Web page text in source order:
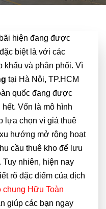
hiện đang được
biệt là với các
khẩu và phân phối. Vì
tại Hà Nội, TP.HCM
quốc đang được
Vốn là mô hình
lựa chọn vì giá thuê
hướng mở rộng hoạt
cầu thuê kho để lưu
nhiên, hiện nay
rõ đặc điểm của dịch
chung Hữu Toàn
giúp các bạn ngay